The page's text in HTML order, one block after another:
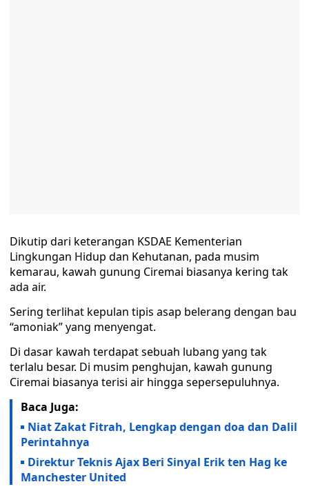
Dikutip dari keterangan KSDAE Kementerian
Lingkungan Hidup dan Kehutanan, pada musim
kemarau, kawah gunung Ciremai biasanya kering tak
ada air.
Sering terlihat kepulan tipis asap belerang dengan bau
“amoniak” yang menyengat.
Di dasar kawah terdapat sebuah lubang yang tak
terlalu besar. Di musim penghujan, kawah gunung
Ciremai biasanya terisi air hingga sepersepuluhnya.
Baca Juga:
Niat Zakat Fitrah, Lengkap dengan doa dan Dalil
Perintahnya
Direktur Teknis Ajax Beri Sinyal Erik ten Hag ke
Manchester United